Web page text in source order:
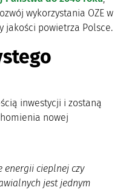
wykorzystania OZE w
jakości powietrza Polsce.
inwestycji i zostaną
nowej
energii cieplnej czy
jest jednym